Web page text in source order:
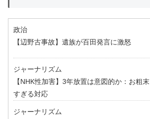
政治
【辺野古事故】遺族が百田発言に激怒
ジャーナリズム
【NHK性加害】3年放置は意図的か：お粗末
すぎる対応
ジャーナリズム